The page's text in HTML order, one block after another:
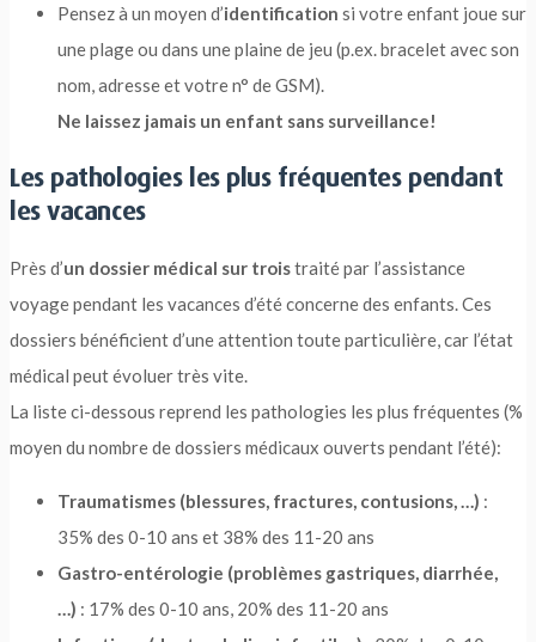
Pensez à un moyen d’identification si votre enfant joue sur
une plage ou dans une plaine de jeu (p.ex. bracelet avec son
nom, adresse et votre n° de GSM).
Ne laissez jamais un enfant sans surveillance!
Les pathologies les plus fréquentes pendant
les vacances
Près d’un dossier médical sur troistraité par l’assistance
voyage pendant les vacances d’été concerne des enfants. Ces
dossiers bénéficient d’une attention toute particulière, car l’état
médical peut évoluer très vite.
La liste ci-dessous reprend les pathologies les plus fréquentes (%
moyen du nombre de dossiers médicaux ouverts pendant l’été):
Traumatismes (blessures, fractures, contusions, …) :
35% des 0-10 ans et 38% des 11-20 ans
Gastro-entérologie (problèmes gastriques, diarrhée,
…) : 17% des 0-10 ans, 20% des 11-20 ans